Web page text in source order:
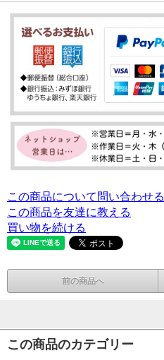
この商品について問い合わせる
この商品を友達に教える
買い物を続ける
前の商品へ
この商品のカテゴリー